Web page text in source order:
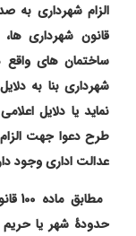
قانون شهرداری
ساختمان های
شهرداری بنا به
نماید یا دلایل
طرح دعوا جهت
عدالت اداری وجود
حدودۀ شهر یا حریم